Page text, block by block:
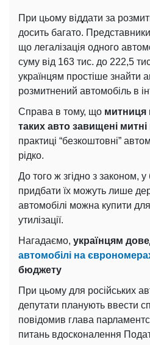
При цьому віддати за
досить багато.
що легалізація одного
суму від 163 тис. до 222,5
українцям простіше знайти
розмитнений автомобіль в
Справа в тому, що митниця
таких авто завищені
практиці “безкоштовні”
рідко.
До того ж згідно з законом, у
придбати їх можуть лише
автомобілі можна купити
утилізації.
Нагадаємо, українцям
автомобілі на
бюджету
При цьому для російських
депутати планують ввести
повідомив глава
питань вдосконалення